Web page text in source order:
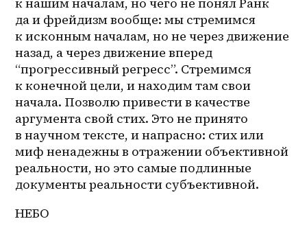
да и фрейдизм вообще: мы стремимся
к исконным началам, но не через движение
назад, а через движение вперед
“прогрессивный регресс”. Стремимся
к конечной цели, и находим там свои
начала. Позволю привести в качестве
аргумента свой стих. Это не принято
в научном тексте, и напрасно: стих или
миф ненадежны в отражении объективной
реальности, но это самые подлинные
документы реальности субъективной.
НЕБО